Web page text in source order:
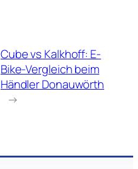
Cube vs Kalkhoff: E-
Bike-Vergleich beim
Händler Donauwörth
→